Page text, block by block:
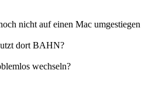
nicht auf einen Mac umgestiegen
dort BAHN?
wechseln?